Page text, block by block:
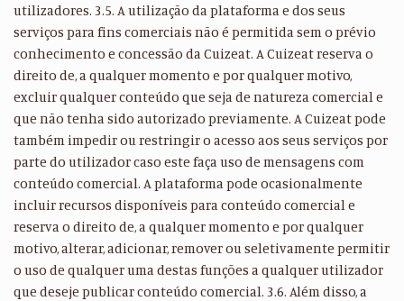
utilizadores. 3.5. A utilização da plataforma e dos seus
serviços para fins comerciais não é permitida sem o prévio
conhecimento e concessão da Cuizeat. A Cuizeat reserva o
direito de, a qualquer momento e por qualquer motivo,
excluir qualquer conteúdo que seja de natureza comercial e
que não tenha sido autorizado previamente. A Cuizeat pode
também impedir ou restringir o acesso aos seus serviços por
parte do utilizador caso este faça uso de mensagens com
conteúdo comercial. A plataforma pode ocasionalmente
incluir recursos disponíveis para conteúdo comercial e
reserva o direito de, a qualquer momento e por qualquer
motivo, alterar, adicionar, remover ou seletivamente permitir
o uso de qualquer uma destas funções a qualquer utilizador
que deseje publicar conteúdo comercial. 3.6. Além disso, a